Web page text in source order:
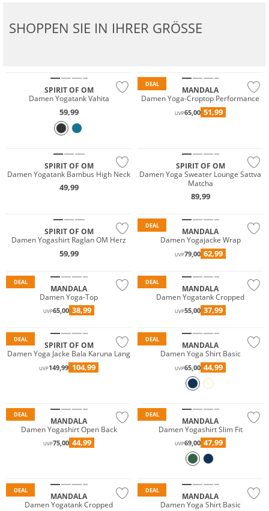
SHOPPEN SIE IN IHRER GRÖSSE
SPIRIT OF OM
Damen Yogatank Vahita
59,99
DEAL
MANDALA
Damen Yoga-Croptop Performance
UVP65,00 51,99
SPIRIT OF OM
Damen Yogatank Bambus High Neck
49,99
SPIRIT OF OM
Damen Yoga Sweater Lounge Sattva
Matcha
89,99
SPIRIT OF OM
Damen Yogashirt Raglan OM Herz
59,99
DEAL
MANDALA
Damen Yogajacke Wrap
UVP79,00 62,99
DEAL
MANDALA
Damen Yoga-Top
UVP65,00 38,99
DEAL
MANDALA
Damen Yogatank Cropped
UVP55,00 37,99
DEAL
SPIRIT OF OM
Damen Yoga Jacke Bala Karuna Lang
UVP149,99 104,99
DEAL
MANDALA
Damen Yoga Shirt Basic
UVP65,00 44,99
DEAL
MANDALA
Damen Yogashirt Open Back
UVP75,00 44,99
DEAL
MANDALA
Damen Yogashirt Slim Fit
UVP69,00 47,99
DEAL
MANDALA
Damen Yogatank Cropped
DEAL
MANDALA
Damen Yoga Shirt Basic